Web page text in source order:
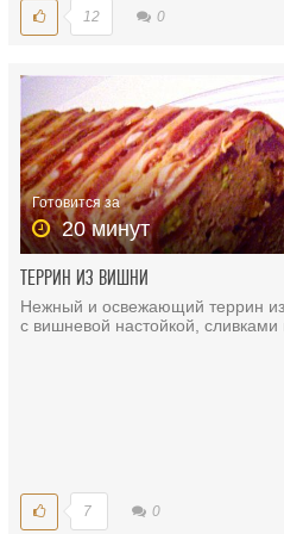
12 0
Готовится за
20 минут
ТЕРРИН ИЗ ВИШНИ
Нежный и освежающий террин
с вишневой настойкой, сливками
7 0